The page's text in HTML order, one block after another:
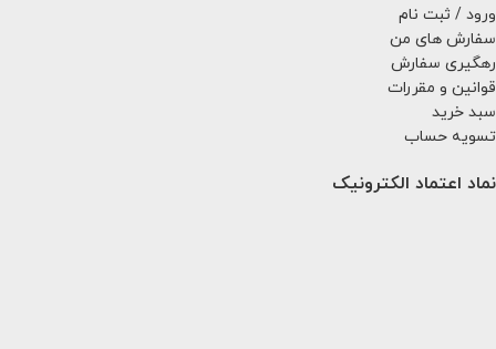
ورود / ثبت نام
سفارش های من
رهگیری سفارش
قوانین و مقررات
سبد خرید
تسویه حساب
نماد اعتماد الکترونیک